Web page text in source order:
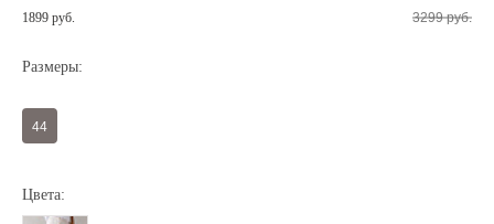
1899 руб. 3299 руб.
Размеры:
44
Цвета: